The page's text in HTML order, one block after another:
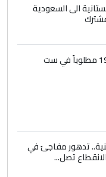
5
يسقط
اصول عريقة
حسين سل
الى السعودية
حملة استخبارية تطيح بـ19 مطلوباً في ست
تدهور مفاجئ في
تصل...